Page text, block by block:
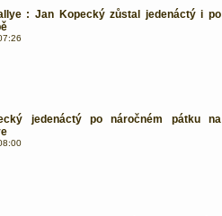
: Jan Kopecký zůstal jedenáctý i po
jedenáctý po náročném pátku na